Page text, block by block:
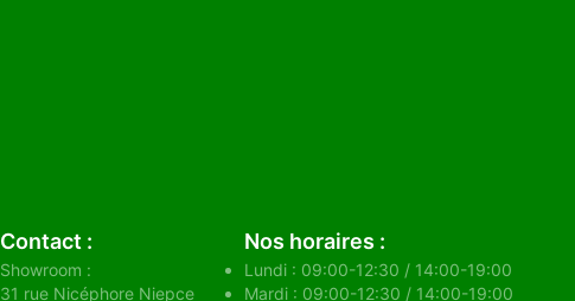
Contact :
Showroom :
31 rue Nicéphore Niepce
Nos horaires :
Lundi : 09:00-12:30 / 14:00-19:00
Mardi : 09:00-12:30 / 14:00-19:00